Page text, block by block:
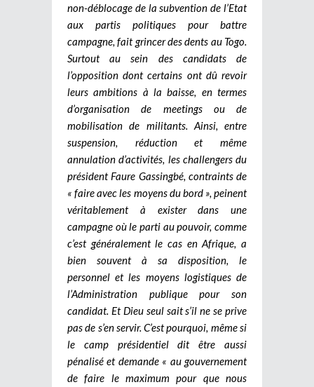
non-déblocage de la subvention de l’Etat
aux partis politiques pour battre
campagne, fait grincer des dents au Togo.
Surtout au sein des candidats de
l’opposition dont certains ont dû revoir
leurs ambitions à la baisse, en termes
d’organisation de meetings ou de
mobilisation de militants. Ainsi, entre
suspension, réduction et même
annulation d’activités, les challengers du
président Faure Gassingbé, contraints de
« faire avec les moyens du bord », peinent
véritablement à exister dans une
campagne où le parti au pouvoir, comme
c’est généralement le cas en Afrique, a
bien souvent à sa disposition, le
personnel et les moyens logistiques de
l’Administration publique pour son
candidat. Et Dieu seul sait s’il ne se prive
pas de s’en servir. C’est pourquoi, même si
le camp présidentiel dit être aussi
pénalisé et demande « au gouvernement
de faire le maximum pour que nous